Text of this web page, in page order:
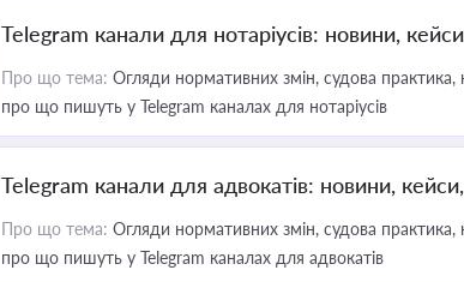
Telegram канали для нотаріусів: новини,
Про що тема: Огляди нормативних змін, судова практика,
про що пишуть у Telegram каналах для нотаріусів
Telegram канали для адвокатів: новини,
Про що тема: Огляди нормативних змін, судова практика,
про що пишуть у Telegram каналах для адвокатів